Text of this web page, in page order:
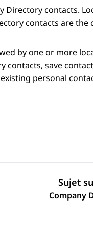
Directory contacts.
contacts are the
by one or more
contacts, save
personal
Sujet
Company